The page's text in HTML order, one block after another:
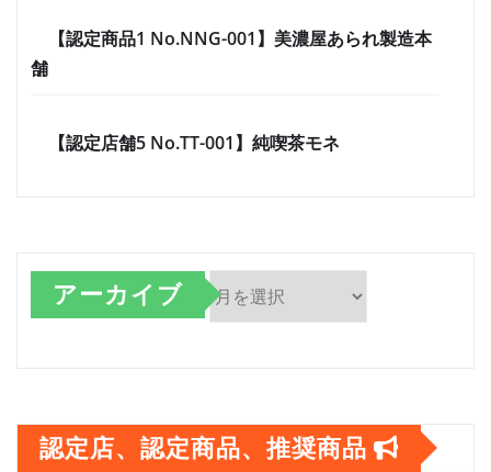
【認定商品1 No.NNG-001】美濃屋あられ製造本
舗
【認定店舗5 No.TT-001】純喫茶モネ
アーカイブ
カ
イ
認定店、認定商品、推奨商品